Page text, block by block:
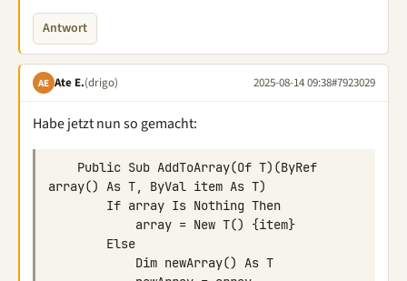
Antwort
AE Ate E.(drigo) 2025-08-14 09:38#7923029
Habe jetzt nun so gemacht: